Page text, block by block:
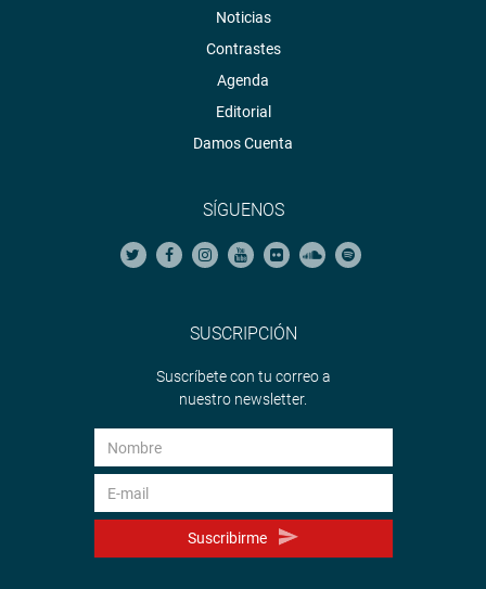
Noticias
Contrastes
Agenda
Editorial
Damos Cuenta
SÍGUENOS
SUSCRIPCIÓN
Suscríbete con tu correo a
nuestro newsletter.
Suscribirme